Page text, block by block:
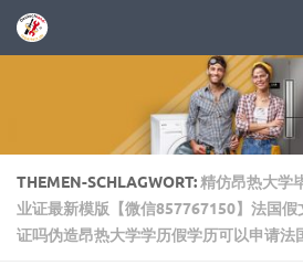
Zum Inhalt springen
THEMEN-SCHLAGWORT:精仿昂热大学
业证最新模版【微信857767150】法国假
证吗伪造昂热大学学历假学历可以申请法